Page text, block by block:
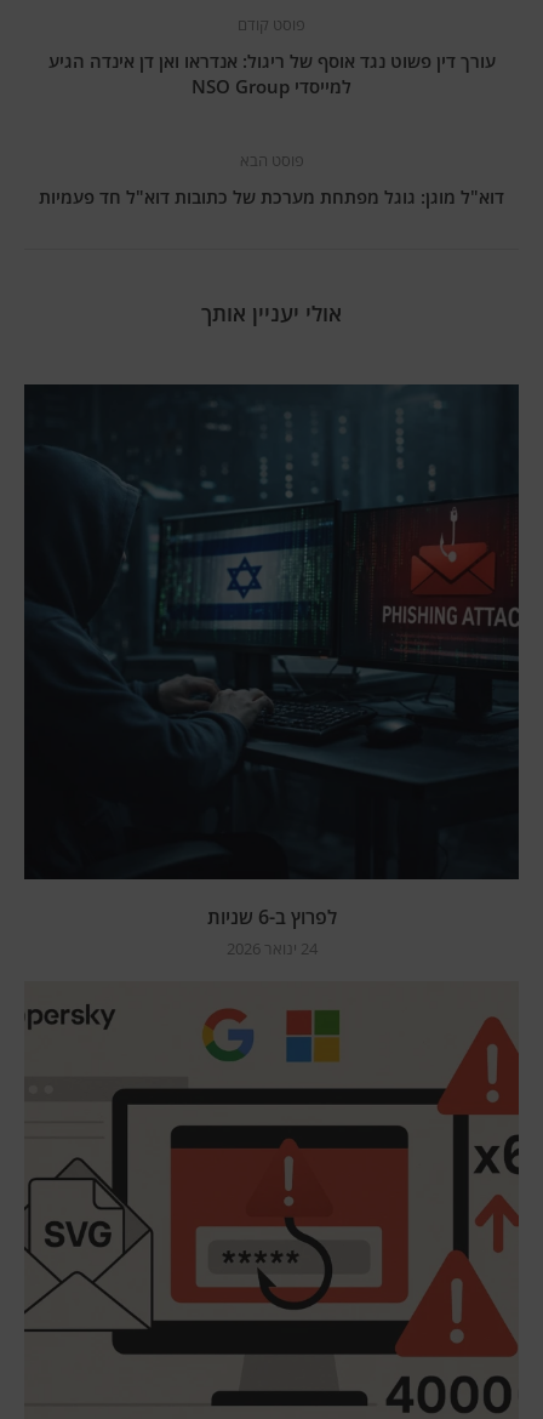
פוסט קודם
עורך דין פשוט נגד אוסף של ריגול: אנדראו ואן דן אינדה הגיע
למייסדי NSO Group
פוסט הבא
דוא"ל מוגן: גוגל מפתחת מערכת של כתובות דוא"ל חד פעמיות
אולי יעניין אותך
לפרוץ ב-6 שניות
24 ינואר 2026